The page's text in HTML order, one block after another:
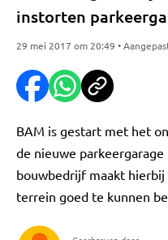
instorten
29 mei 2017 om 20:49 •
BAM is gestart met het
de nieuwe
bouwbedrijf maakt
terrein goed te kunnen